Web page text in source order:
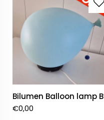
Bilumen Balloon lamp B
€0,00